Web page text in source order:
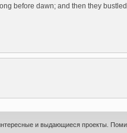
before dawn; and then they
и выдающиеся проекты.